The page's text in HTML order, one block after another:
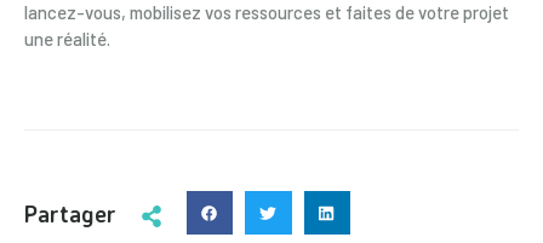
lancez-vous, mobilisez vos ressources et faites de votre projet
une réalité.
Partager